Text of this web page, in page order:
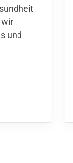
wir
und